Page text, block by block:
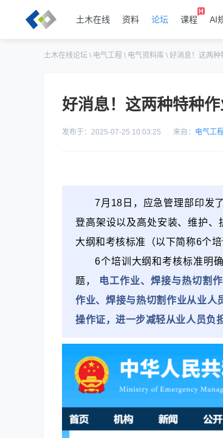
土木在线 资料 论坛 课程 AI
土木在线论坛 \ 电气工程 \ 电气资料库 \ 好消息！这两种
好消息！这两种特种
发布于：2025-07-25 10:03:25 来自： 电气工
7月18日，应急管理部印发
登高架设以及高处安装、维护、
大纲和考核标准（以下简称6个
6个培训大纲和考核标准明
题，
电工作业、焊接与热切割
作业、焊接与热切割作业从业人
操作证，进一步减轻从业人员负